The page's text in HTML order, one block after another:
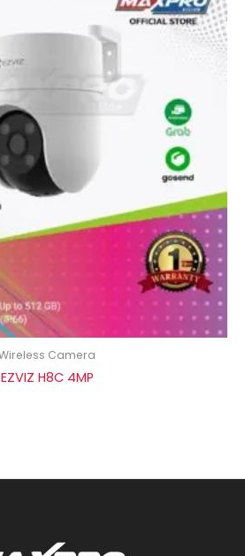
Camera
EZVIZ H8C 4MP